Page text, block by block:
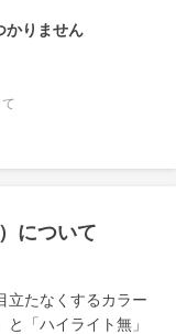
かりません
について
立たなくするカラー
「ハイライト無」